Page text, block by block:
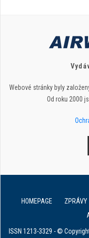
Webové stránky byly
Od roku 2000
HOMEPAGE ZPRÁVY
ISSN 1213-3329 - ©